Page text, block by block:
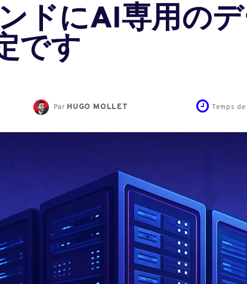
ドにAI専用の
です
Par HUGO MOLLET Temps